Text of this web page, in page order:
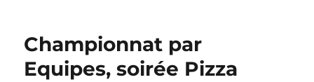
Championnat par
Equipes, soirée Pizza